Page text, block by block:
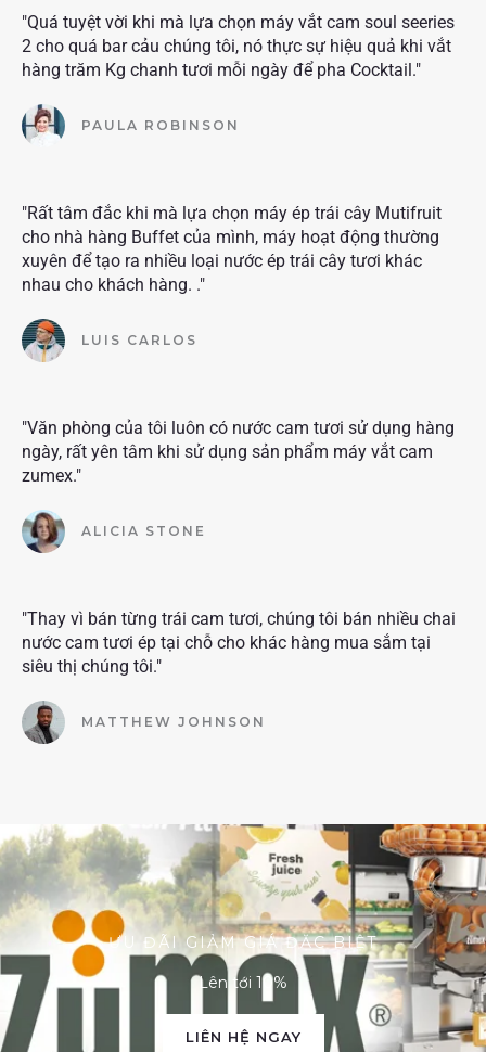
"Quá tuyệt vời khi mà lựa chọn máy vắt cam soul seeries
2 cho quá bar cảu chúng tôi, nó thực sự hiệu quả khi vắt
hàng trăm Kg chanh tươi mỗi ngày để pha Cocktail."
PAULA ROBINSON
"Rất tâm đắc khi mà lựa chọn máy ép trái cây Mutifruit
cho nhà hàng Buffet của mình, máy hoạt động thường
xuyên để tạo ra nhiều loại nước ép trái cây tươi khác
nhau cho khách hàng. ."
LUIS CARLOS
"Văn phòng của tôi luôn có nước cam tươi sử dụng hàng
ngày, rất yên tâm khi sử dụng sản phẩm máy vắt cam
zumex."
ALICIA STONE
"Thay vì bán từng trái cam tươi, chúng tôi bán nhiều chai
nước cam tươi ép tại chỗ cho khác hàng mua sắm tại
siêu thị chúng tôi."
MATTHEW JOHNSON
ƯU ĐÃI GIẢM GIÁ ĐẶC BIỆT
Lên tới 10%
LIÊN HỆ NGAY